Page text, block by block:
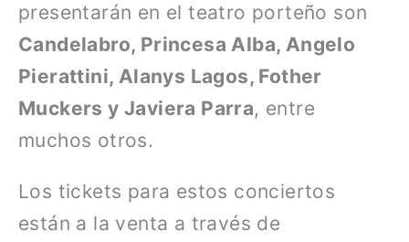
presentarán en el teatro porteño son
Candelabro, Princesa Alba, Angelo
Pierattini, Alanys Lagos, Fother
Muckers y Javiera Parra, entre
muchos otros.
Los tickets para estos conciertos
están a la venta a través de